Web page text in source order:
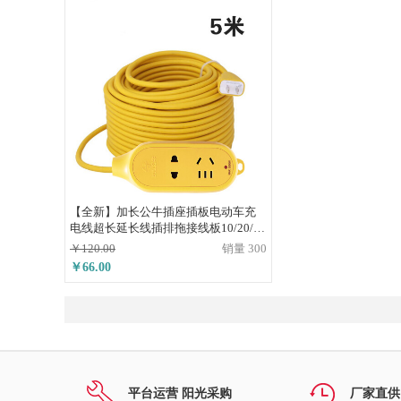
【全新】加长公牛插座插板电动车充
电线超长延长线插排拖接线板10/20/30
米 公牛2插位【5米】耐摔插座
￥120.00
销量 300
￥66.00
平台运营 阳光采购 厂家直